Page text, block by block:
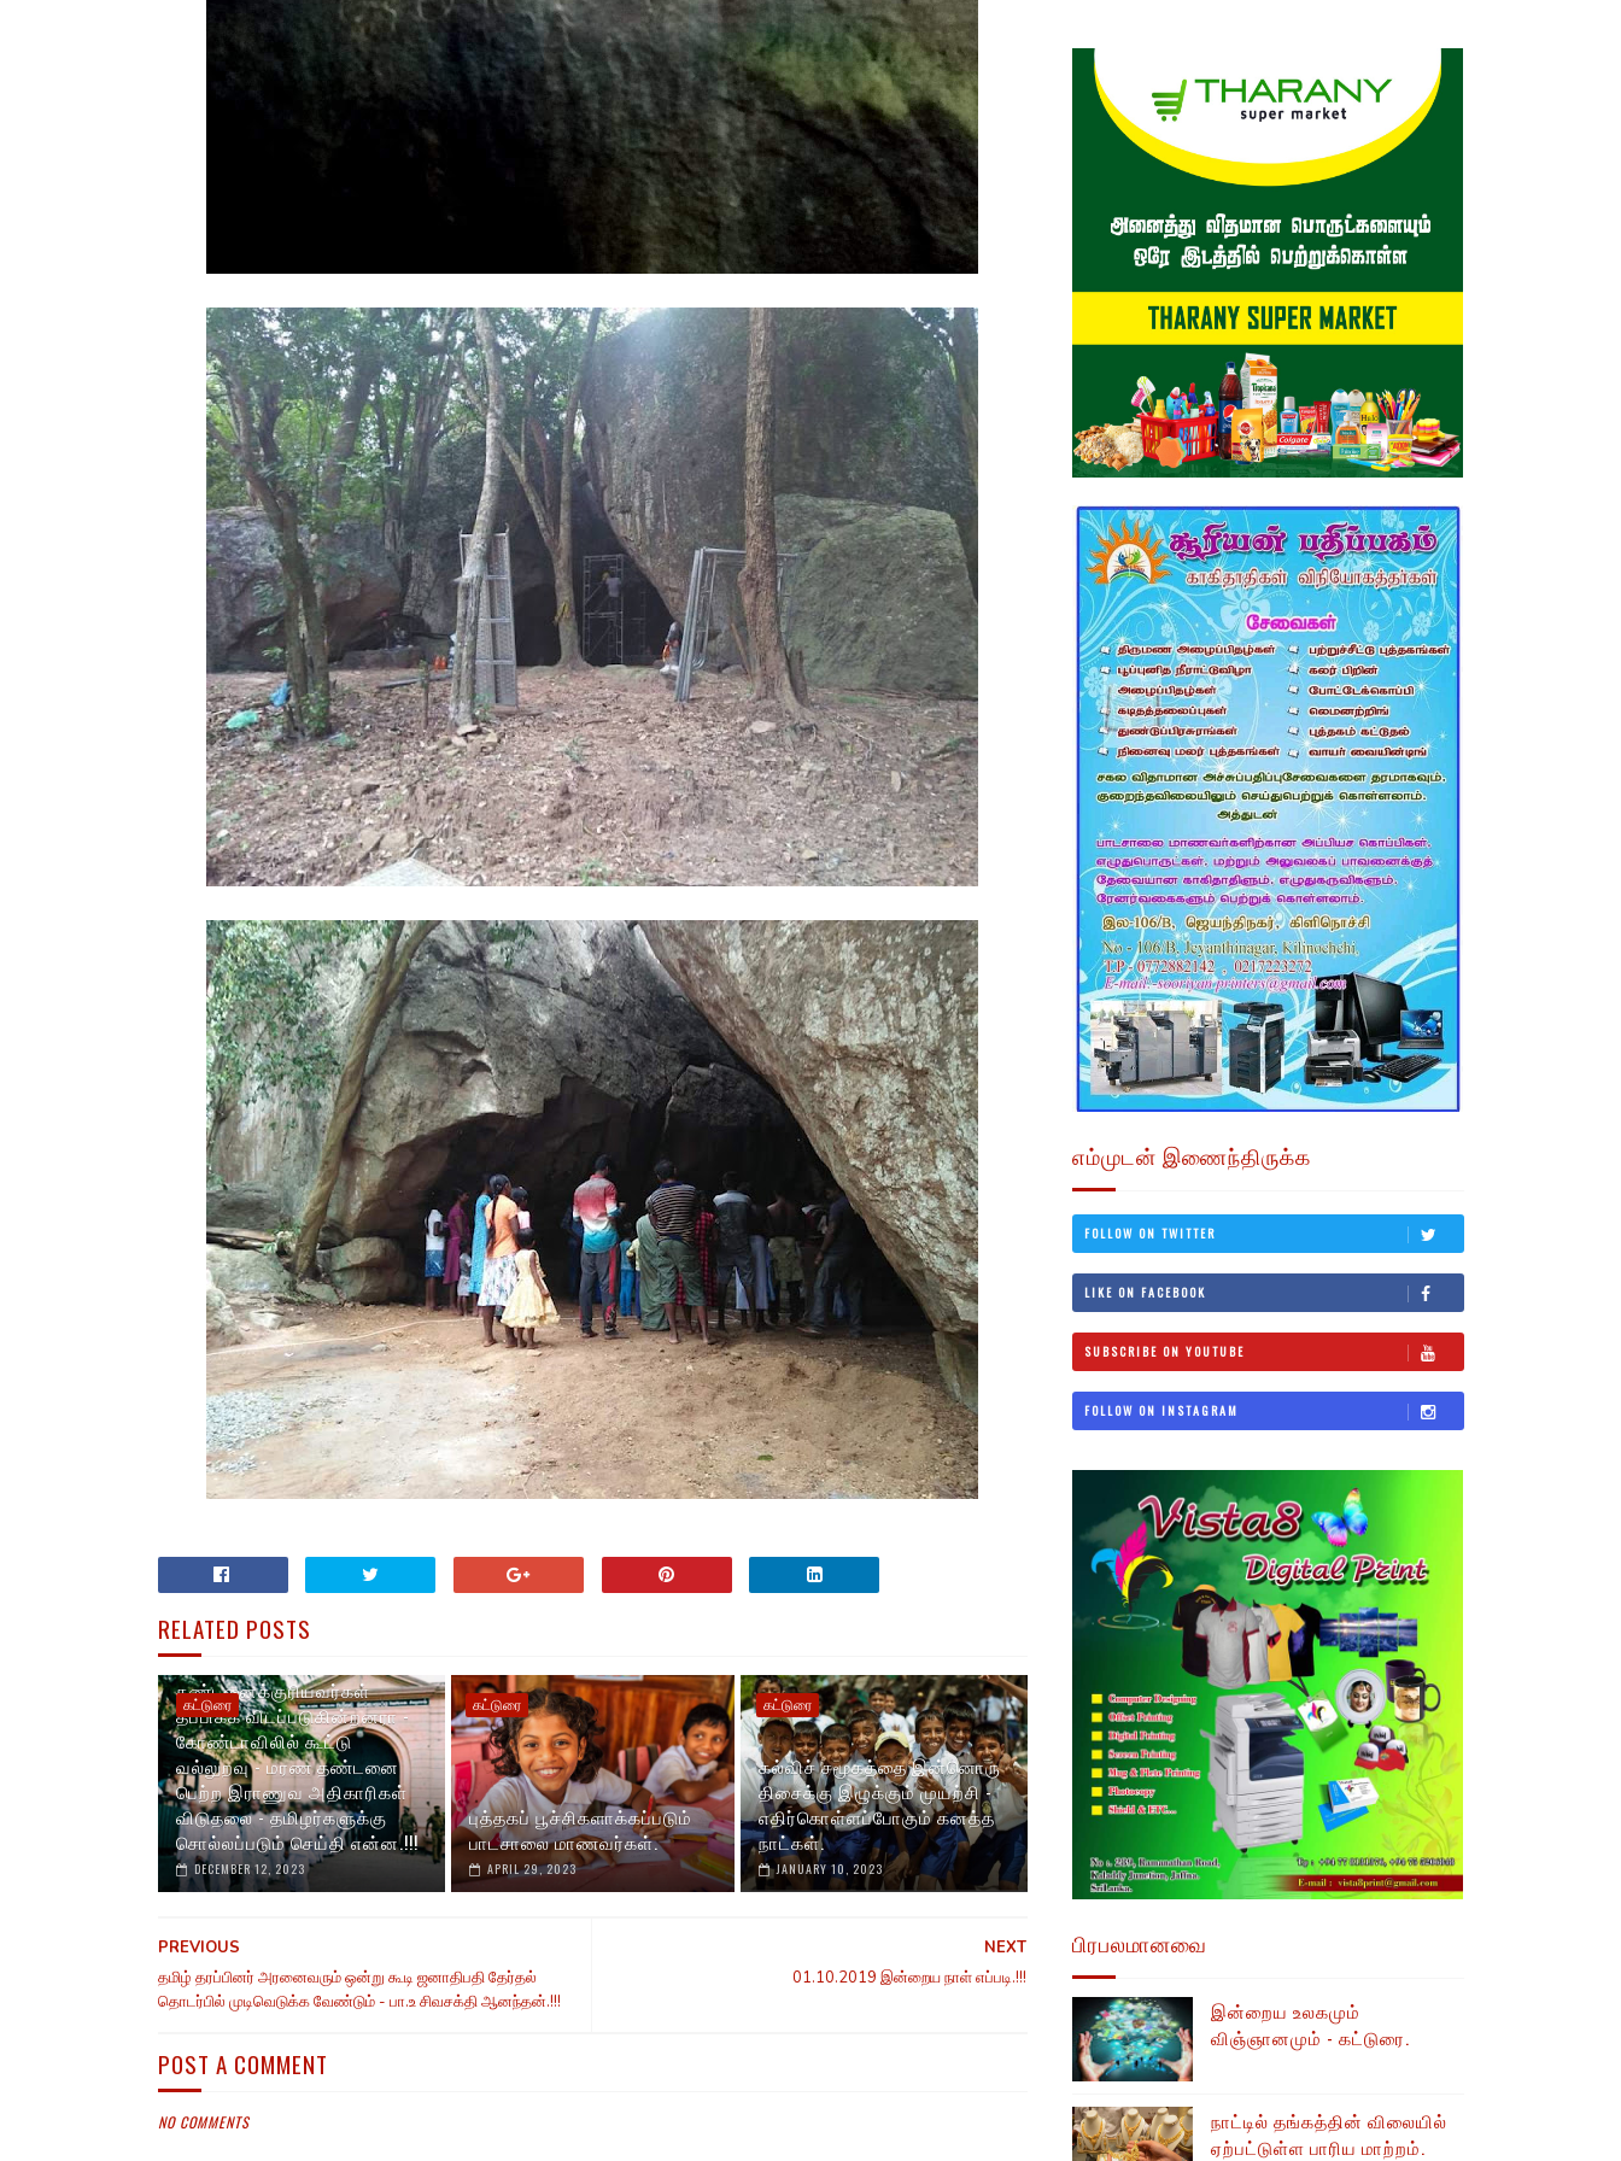
RELATED POSTS
கட்டுரை
தண்டனைக்குரியவர்கள்
தப்பிக்க விடப்படுகின்றனரா -
கோண்டாவிலில் கூட்டு
வல்லுறவு - மரண தண்டனை
பெற்ற இராணுவ அதிகாரிகள்
விடுதலை - தமிழர்களுக்கு
சொல்லப்படும் செய்தி என்ன.!!!
DECEMBER 12, 2023
கட்டுரை
புத்தகப் பூச்சிகளாக்கப்படும்
பாடசாலை மாணவர்கள்.
APRIL 29, 2023
கட்டுரை
கல்விச் சமூகத்தை இன்னொரு
திசைக்கு இழுக்கும் முயற்சி -
எதிர்கொள்ளப்போகும் கனத்த
நாட்கள்.
JANUARY 10, 2023
NEXT
01.10.2019 இன்றைய நாள் எப்படி.!!!
PREVIOUS
தமிழ் தரப்பினர் அரனைவரும் ஒன்று கூடி ஜனாதிபதி தேர்தல்
தொடர்பில் முடிவெடுக்க வேண்டும் - பா.உ சிவசக்தி ஆனந்தன்.!!!
POST A COMMENT
NO COMMENTS
எம்முடன் இணைந்திருக்க
FOLLOW ON TWITTER
LIKE ON FACEBOOK
SUBSCRIBE ON YOUTUBE
FOLLOW ON INSTAGRAM
பிரபலமானவை
இன்றைய உலகமும்
விஞ்ஞானமும் - கட்டுரை.
நாட்டில் தங்கத்தின் விலையில்
ஏற்பட்டுள்ள பாரிய மாற்றம்.